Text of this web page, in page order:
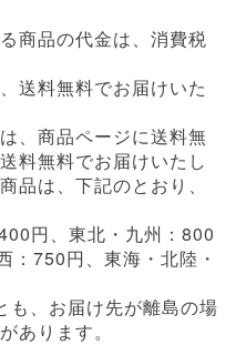
商品の代金は、消費税
送料無料でお届けいた
、商品ページに送料無
料無料でお届けいたし
品は、下記のとおり、
円、東北・九州：800
：750円、東海・北陸・
も、お届け先が離島の場
あります。